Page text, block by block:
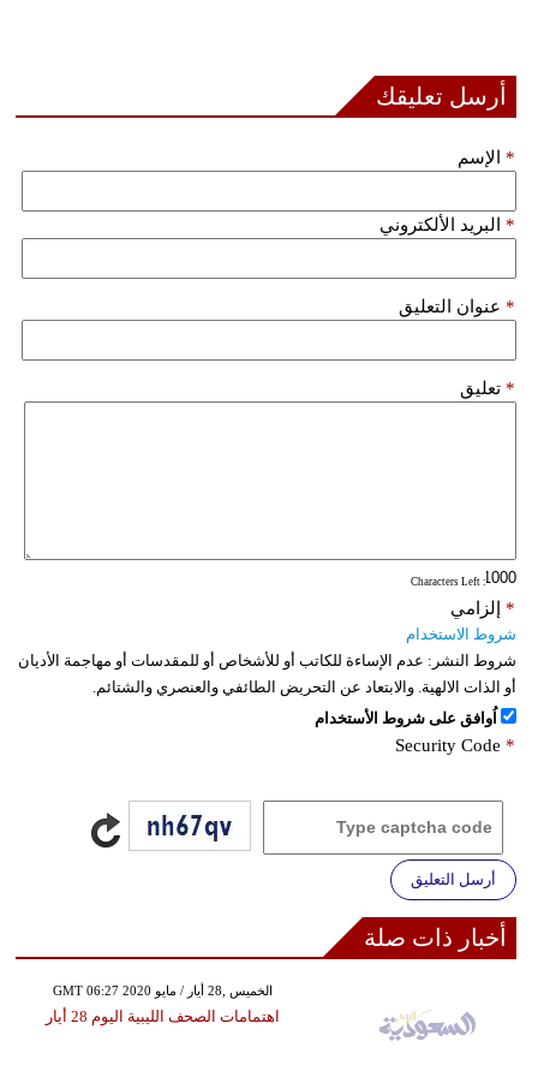
أرسل تعليقك
الإسم *
البريد الألكتروني *
عنوان التعليق *
تعليق *
: Characters Left
إلزامي *
شروط الاستخدام
شروط النشر: عدم الإساءة للكاتب أو للأشخاص أو للمقدسات أو مهاجمة الأديان
أو الذات الالهية. والابتعاد عن التحريض الطائفي والعنصري والشتائم.
اُوافق على شروط الأستخدام
Security Code *
أرسل التعليق
أخبار ذات صلة
GMT 06:27 2020 الخميس ,28 أيار / مايو
اهتمامات الصحف الليبية اليوم 28 أيار